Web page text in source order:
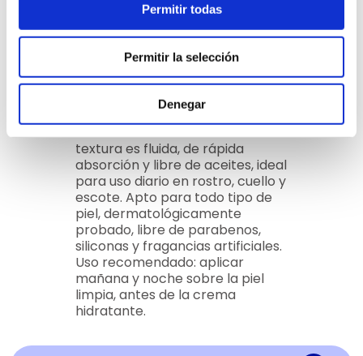
Permitir todas
Permitir la selección
Denegar
garantiza la protección y
estabilidad de sus ingredientes.
Su fórmula contiene Vitasource™
al 5%, Tripéptido Trilagen al 3%,
complejo Photodinamic Active
X50 con sistema de
encapsulación inteligente, y
Vitamina C Estable al 2%. La
textura es fluida, de rápida
absorción y libre de aceites, ideal
para uso diario en rostro, cuello y
escote. Apto para todo tipo de
piel, dermatológicamente
probado, libre de parabenos,
siliconas y fragancias artificiales.
Uso recomendado: aplicar
mañana y noche sobre la piel
limpia, antes de la crema
hidratante.